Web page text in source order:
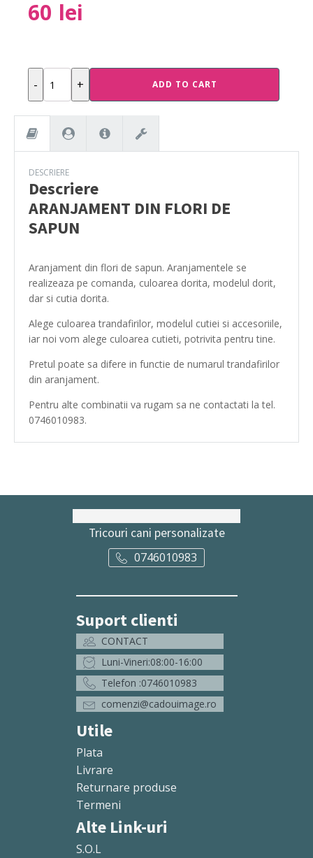
60 lei
-
ARANJAMENT
DIN
FLORI
SAPUN
quantity
+ ADD TO CART
DESCRIERE
Descriere
ARANJAMENT DIN FLORI DE
SAPUN
Aranjament din flori de sapun. Aranjamentele se
realizeaza pe comanda, culoarea dorita, modelul dorit,
dar si cutia dorita.
Alege culoarea trandafirilor, modelul cutiei si accesoriile,
iar noi vom alege culoarea cutieti, potrivita pentru tine.
Pretul poate sa difere in functie de numarul trandafirilor
din aranjament.
Pentru alte combinatii va rugam sa ne contactati la tel.
0746010983.
Tricouri cani personalizate
0746010983
Suport clienti
CONTACT
Luni-Vineri:08:00-16:00
Telefon :0746010983
comenzi@cadouimage.ro
Utile
Plata
Livrare
Returnare produse
Termeni
Alte Link-uri
S.O.L